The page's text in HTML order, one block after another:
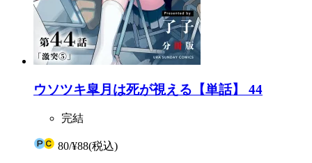
ウソツキ皐月は死が視える【単話】 44
完結
80/¥88(税込)